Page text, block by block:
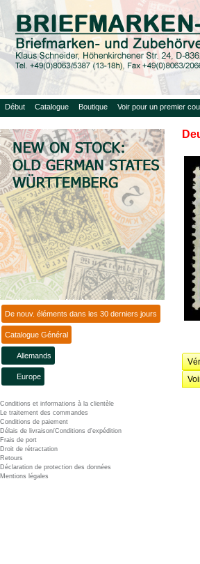
Début Catalogue Boutique Voir pour un premier
De nouv. éléments dans les 30 derniers jours
Catalogue Général
Allemands
Europe
Conditions et informations à la clientèle
Le traitement des commandes
Conditions de paiement
Délais de livraison/Conditions d'expédition
Frais de port
Droit de rétractation
Retours
Déclaration de protection des données
Mentions légales